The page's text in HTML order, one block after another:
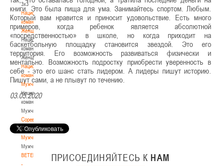
3х3
Национальная
команда.
Женщины
Национальная
команда.
Женщины
Национальная
команда.
Мужчины
Национальная
команда.
Мужчины
Соревнования
Соревнования
Мужчины
Мужчины
BETERA
-
книги. Это была пища для ума. Занимайтесь спортом. Любым.
Который вам нравится и приносит удовольствие. Есть много
примеров, когда ребенок является абсолютной
«посредственностью» в школе, но когда приходит на
баскетбольную площадку становится звездой. Это его
территория. Его возможность развиваться физически и
ментально. Возможность подростку приобрести уверенность в
себе - это его шанс стать лидером. А лидеры пишут историю.
Пишут сами, а не плывут по течению.
03.05.2020
ПРИСОЕДИНЯЙТЕСЬ К НАМ